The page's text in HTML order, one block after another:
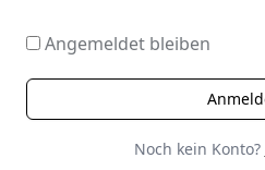
Angemeldet bleiben
Noch kein Konto?